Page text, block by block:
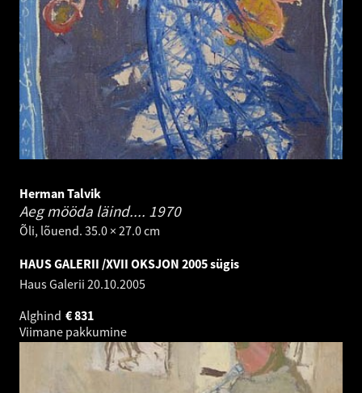
Herman Talvik
Aeg mööda läind.... 1970
Õli, lõuend. 35.0 × 27.0 cm
HAUS GALERII /XVII OKSJON 2005 sügis
Haus Galerii 20.10.2005
Alghind
831
€
Viimane pakkumine